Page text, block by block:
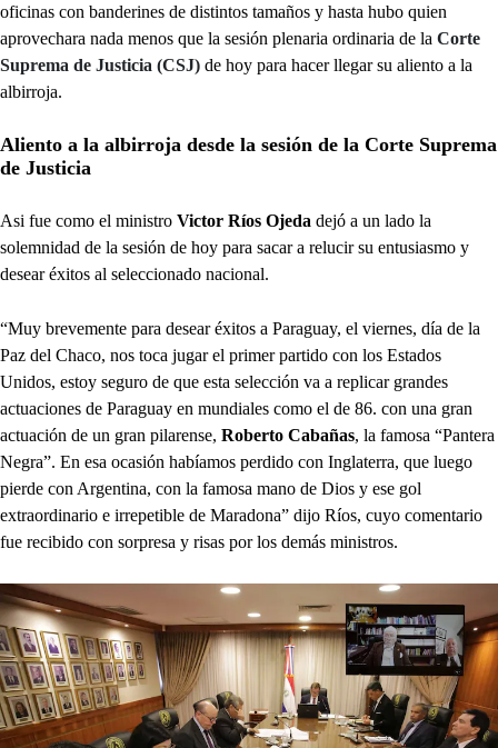
oficinas con banderines de distintos tamaños y hasta hubo quien
aprovechara nada menos que la sesión plenaria ordinaria de la Corte
Suprema de Justicia (CSJ) de hoy para hacer llegar su aliento a la
albirroja.
Aliento a la albirroja desde la sesión de la Corte Suprema
de Justicia
Asi fue como el ministro Victor Ríos Ojeda dejó a un lado la
solemnidad de la sesión de hoy para sacar a relucir su entusiasmo y
desear éxitos al seleccionado nacional.
“Muy brevemente para desear éxitos a Paraguay, el viernes, día de la
Paz del Chaco, nos toca jugar el primer partido con los Estados
Unidos, estoy seguro de que esta selección va a replicar grandes
actuaciones de Paraguay en mundiales como el de 86. con una gran
actuación de un gran pilarense, Roberto Cabañas, la famosa “Pantera
Negra”. En esa ocasión habíamos perdido con Inglaterra, que luego
pierde con Argentina, con la famosa mano de Dios y ese gol
extraordinario e irrepetible de Maradona” dijo Ríos, cuyo comentario
fue recibido con sorpresa y risas por los demás ministros.